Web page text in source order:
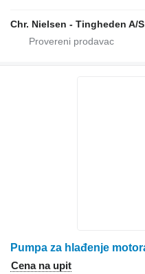
Chr. Nielsen - Tingheden A/S
Cena na upit